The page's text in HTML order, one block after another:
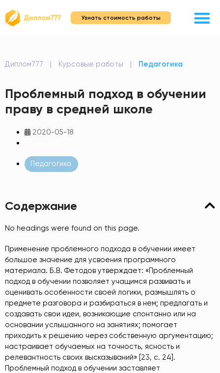
Узнать стоимость работы
Диплом777 | Курсовые работы | Педагогика
Проблемный подход в обучении
праву в средней школе
2020-05-18
Педагогика
Содержание
No headings were found on this page.
Применение проблемного подхода в обучении имеет
большое значение для усвоения программного
материала. Б.В. Фетодов утверждает: «Проблемный
подход в обучении позволяет учащимся развивать и
оценивать особенности своей логики, размышлять о
предмете разговора и разбираться в нем; предлагать и
создавать свои идеи, возникающие спонтанно или на
основании услышанного на занятиях; помогает
приходить к решению через собственную аргументацию;
настраивает обучаемых на точность, ясность и
релевантность своих высказываний» [23, с. 24].
Проблемный подход в обучении заставляет